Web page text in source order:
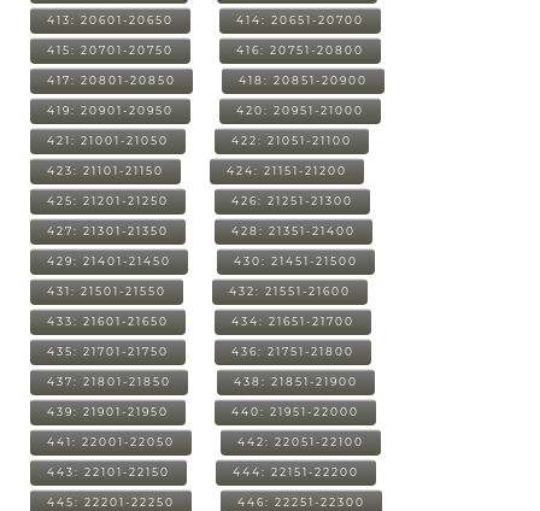
413: 20601-20650 414: 20651-20700
415: 20701-20750 416: 20751-20800
417: 20801-20850 418: 20851-20900
419: 20901-20950 420: 20951-21000
421: 21001-21050 422: 21051-21100
423: 21101-21150 424: 21151-21200
425: 21201-21250 426: 21251-21300
427: 21301-21350 428: 21351-21400
429: 21401-21450 430: 21451-21500
431: 21501-21550 432: 21551-21600
433: 21601-21650 434: 21651-21700
435: 21701-21750 436: 21751-21800
437: 21801-21850 438: 21851-21900
439: 21901-21950 440: 21951-22000
441: 22001-22050 442: 22051-22100
443: 22101-22150 444: 22151-22200
445: 22201-22250 446: 22251-22300